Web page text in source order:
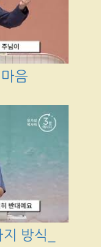
음
방식_